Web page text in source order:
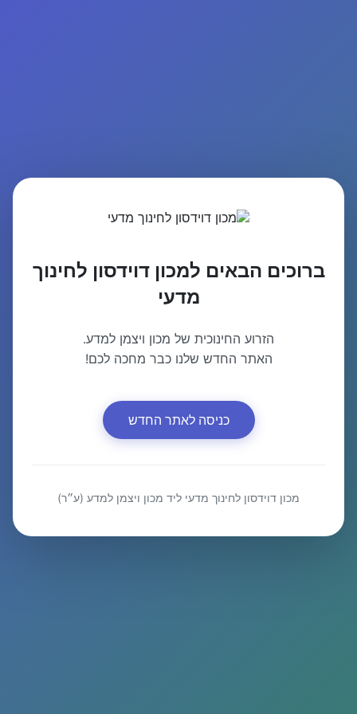
ברוכים הבאים למכון דוידסון לחינוך
מדעי
הזרוע החינוכית של מכון ויצמן למדע.
האתר החדש שלנו כבר מחכה לכם!
כניסה לאתר החדש
מכון דוידסון לחינוך מדעי ליד מכון ויצמן למדע (ע״ר)